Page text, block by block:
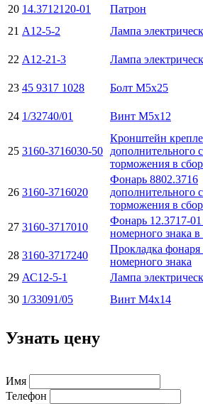
20 14.3712120-01 Патрон
21 А12-5-2 Лампа
22 А12-21-3 Лампа
23 45 9317 1028 Болт М5х25
24 1/32740/01 Винт М5х12
25 3160-3716030-50
Кронштейн
дополнительного
торможения в
26 3160-3716020
Фонарь 8802.3716
дополнительного
торможения в
27 3160-3717010
Фонарь 12.3717-
номерного знака в
28 3160-3717240
Прокладка
номерного знака
29 АС12-5-1 Лампа
30 1/33091/05 Винт М4х14
Узнать цену
Имя
Телефон